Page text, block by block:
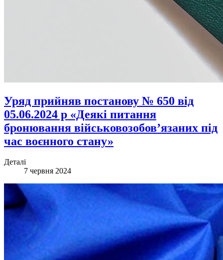
Уряд прийняв постанову № 650 від
05.06.2024 р «Деякі питання
бронювання військовозобов’язаних під
час воєнного стану»
Деталі
7 червня 2024